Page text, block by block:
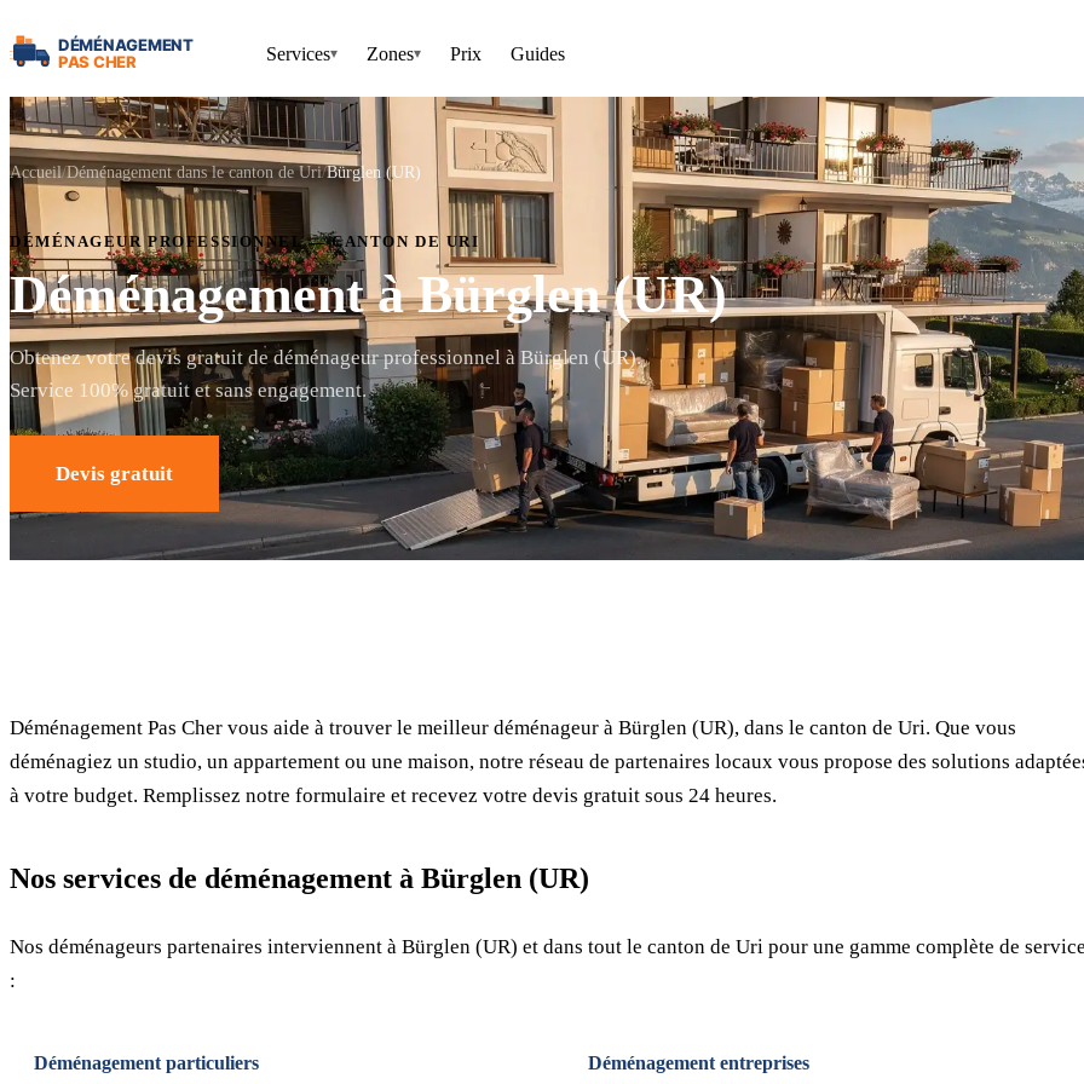
Services▾ Zones▾ Prix Guides
Accueil Déménagement dans le canton de Uri Bürglen (UR)
DÉMÉNAGEUR PROFESSIONNEL — CANTON DE URI
Déménagement à Bürglen (UR)
Obtenez votre devis gratuit de déménageur professionnel à Bürglen (UR).
Service 100% gratuit et sans engagement.
Devis gratuit
Déménagement Pas Cher vous aide à trouver le meilleur déménageur à Bürglen (UR), dans le canton de Uri. Que vous
déménagiez un studio, un appartement ou une maison, notre réseau de partenaires locaux vous propose des solutions
à votre budget. Remplissez notre formulaire et recevez votre devis gratuit sous 24 heures.
Nos services de déménagement à Bürglen (UR)
Nos déménageurs partenaires interviennent à Bürglen (UR) et dans tout le canton de Uri pour une gamme complète de
:
Déménagement particuliers Déménagement entreprises